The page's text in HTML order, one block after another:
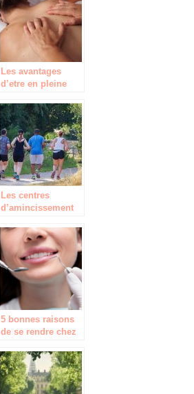
Les avantages
d’etre en pleine
Les centres
d’amincissement
efficaces ?
5 bonnes raisons
de se rendre chez